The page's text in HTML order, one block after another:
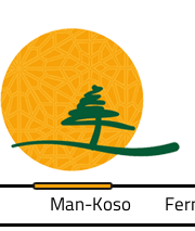
Man-Koso